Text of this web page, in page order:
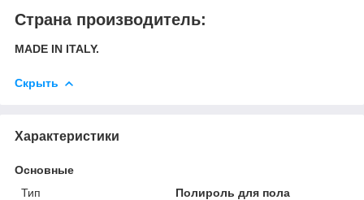
Страна производитель:
MADE IN ITALY.
Скрыть
Характеристики
Основные
Тип
Полироль для пола